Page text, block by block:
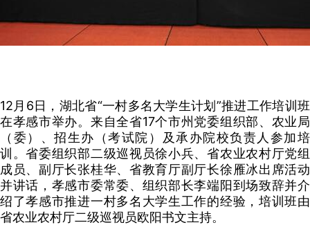
12月6日，湖北省“一村多名大学生计划”推进工作培训班
在孝感市举办。来自全省17个市州党委组织部、农业局
（委）、招生办（考试院）及承办院校负责人参加培
训。省委组织部二级巡视员徐小兵、省农业农村厅党组
成员、副厅长张桂华、省教育厅副厅长徐雁冰出席活动
并讲话，孝感市委常委、组织部长李端阳到场致辞并介
绍了孝感市推进一村多名大学生工作的经验，培训班由
省农业农村厅二级巡视员欧阳书文主持。